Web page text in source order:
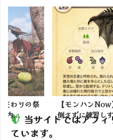
レウスくん
て慣...
【モンハン
が大杉でうん
当サイトではアフ
ています。